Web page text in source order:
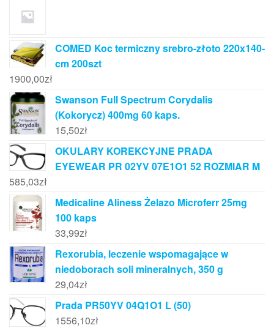
COMED Koc termiczny srebro-złoto 220x140-
cm 200szt
1900,00zł
Swanson Full Spectrum Corydalis
(Kokorycz) 400mg 60 kaps.
15,50zł
OKULARY KOREKCYJNE PRADA
EYEWEAR PR 02YV 07E1O1 52 ROZMIAR M
585,03zł
Medicaline Aliness Żelazo Microferr 25mg
100 kaps
33,99zł
Rexorubia, leczenie wspomagające w
niedoborach soli mineralnych, 350 g
29,04zł
Prada PR50YV 04Q1O1 L (50)
1556,10zł